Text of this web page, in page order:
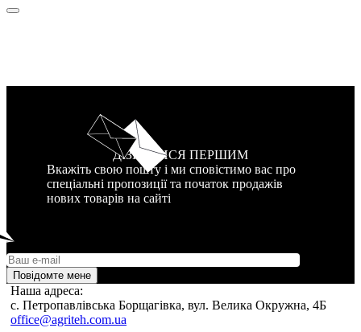
ДІЗНАТИСЯ ПЕРШИМ
Вкажіть свою пошту і ми сповістимо вас про
спеціальні пропозиції та початок продажів
нових товарів на сайті
Повідомте мене
Наша адреса:
c. Петропавлівська Борщагівка, вул. Велика Окружна, 4Б
office@agriteh.com.ua